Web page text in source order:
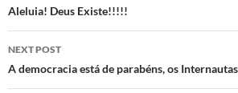
navigation
Aleluia! Deus Existe!!!!!
NEXT POST
A democracia está de parabéns, os